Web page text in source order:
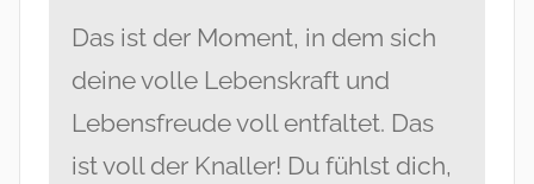
Das ist der Moment, in dem sich
deine volle Lebenskraft und
Lebensfreude voll entfaltet. Das
ist voll der Knaller! Du fühlst dich,